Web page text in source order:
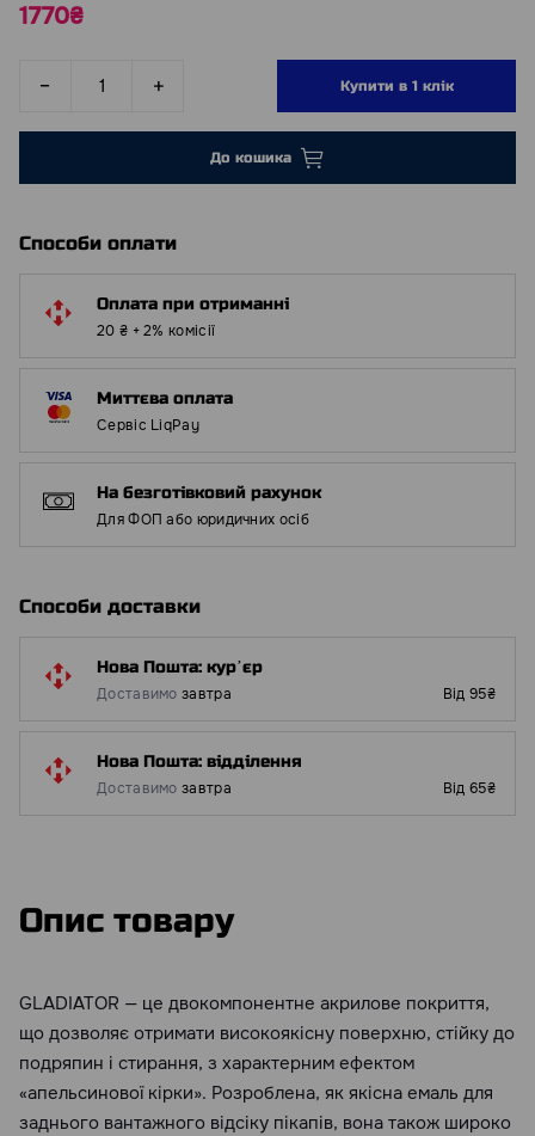
1770₴
Купити в 1 клік
До кошика
Способи оплати
Оплата при отриманні
20 ₴ + 2% комісії
Миттєва оплата
Сервіс LiqPay
На безготівковий рахунок
Для ФОП або юридичних осіб
Способи доставки
Нова Пошта: курʼєр
Доставимо завтра Від 95₴
Нова Пошта: відділення
Доставимо завтра Від 65₴
Опис товару
GLADIATOR — це двокомпонентне акрилове покриття,
що дозволяє отримати високоякісну поверхню, стійку до
подряпин і стирання, з характерним ефектом
«апельсинової кірки». Розроблена, як якісна емаль для
заднього вантажного відсіку пікапів, вона також широко